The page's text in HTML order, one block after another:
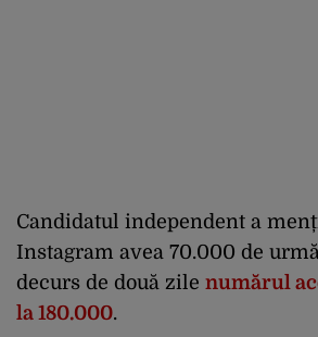
Candidatul independent a
Instagram avea 70.000 de
decurs de două zile numărul
la 180.000.